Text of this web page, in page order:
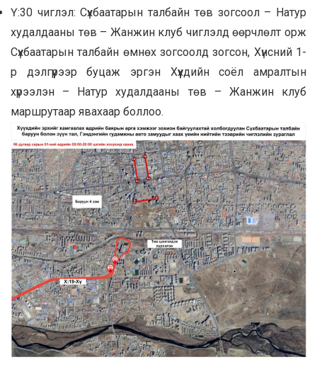
Ү:30 чиглэл: Сүхбаатарын талбайн төв зогсоол – Натур
худалдааны төв – Жанжин клуб чиглэлд өөрчлөлт орж
Сүхбаатарын талбайн өмнөх зогсоолд зогсон, Хүнсний 1-
р дэлгүүрээр буцаж эргэн Хүүхдийн соёл амралтын
хүрээлэн – Натур худалдааны төв – Жанжин клуб
маршрутаар явахаар боллоо.